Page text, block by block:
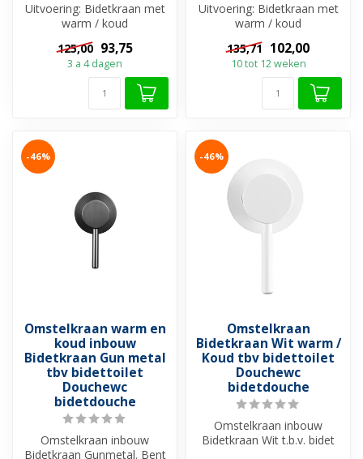
Uitvoering: Bidetkraan met
warm / koud
wateraansluiting ✓ Incl.
binnenwerk voor ...
125,00 93,75
3 a 4 dagen
Uitvoering: Bidetkraan met
warm / koud
wateraansluiting ✓ Incl.
binnenwerk voor ...
135,71 102,00
10 tot 12 weken
-46%
Omstelkraan warm en
koud inbouw
Bidetkraan Gun metal
tbv bidettoilet
Douchewc
bidetdouche
Omstelkraan inbouw
Bidetkraan Gunmetal. Bent
-46%
Omstelkraan
Bidetkraan Wit warm /
Koud tbv bidettoilet
Douchewc
bidetdouche
Omstelkraan inbouw
Bidetkraan Wit t.b.v. bidet